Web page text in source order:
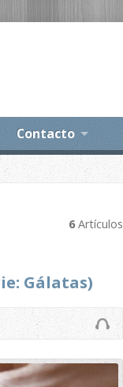
Contacto
6 Artículos
Gálatas)